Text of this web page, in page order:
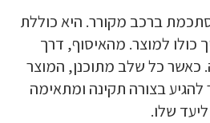
ברכב מקורר. היא כוללת
למוצר. מהאיסוף, דרך
כאשר כל שלב מתוכנן, המוצר
להגיע בצורה תקינה ומתאימה
ליעד שלו.